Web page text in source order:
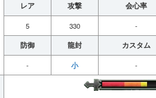
レア
攻撃 会心率
5 330 -
防御 龍封 カスタム
- 小 -